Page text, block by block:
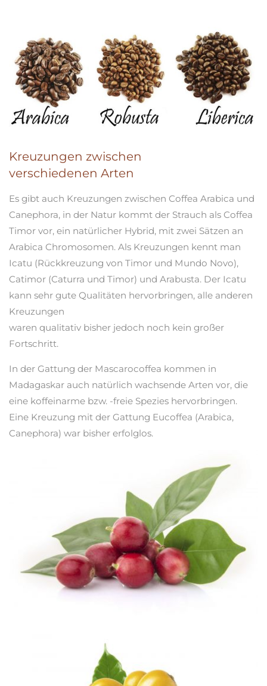
Kreuzungen zwischen
verschiedenen Arten
Es gibt auch Kreuzungen zwischen Coffea Arabica und
Canephora, in der Natur kommt der Strauch als Coffea
Timor vor, ein natürlicher Hybrid, mit zwei Sätzen an
Arabica Chromosomen. Als Kreuzungen kennt man
Icatu (Rückkreuzung von Timor und Mundo Novo),
Catimor (Caturra und Timor) und Arabusta. Der Icatu
kann sehr gute Qualitäten hervorbringen, alle anderen
Kreuzungen
waren qualitativ bisher jedoch noch kein großer
Fortschritt.
In der Gattung der Mascarocoffea kommen in
Madagaskar auch natürlich wachsende Arten vor, die
eine koffeinarme bzw. -freie Spezies hervorbringen.
Eine Kreuzung mit der Gattung Eucoffea (Arabica,
Canephora) war bisher erfolglos.